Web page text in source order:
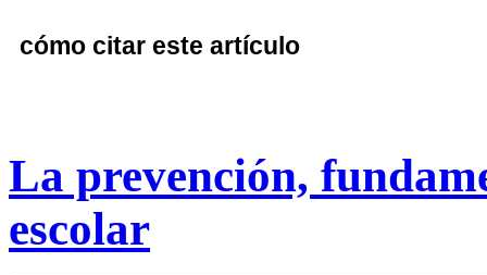
cómo citar este artículo
La prevención,
escolar